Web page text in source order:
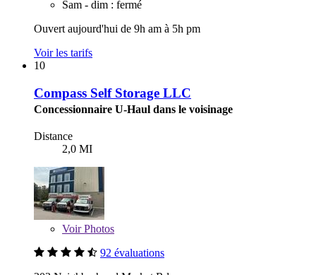
Sam - dim : fermé
Ouvert aujourd'hui de 9h am à 5h pm
Voir les tarifs
10
Compass Self Storage LLC
Concessionnaire U-Haul dans le voisinage
Distance
2,0 MI
VoirPhotos
92 évaluations